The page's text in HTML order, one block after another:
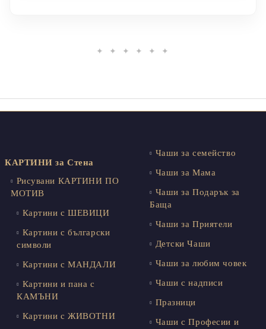
✦ ✦ ✦ ✦ ✦ ✦
КАРТИНИ за Стена
Рисувани КАРТИНИ ПО
МОТИВ
Картини с ШЕВИЦИ
Картини с български
символи
Картини с МАНДАЛИ
Картини и пана с
КАМЪНИ
Картини с ЖИВОТНИ
Чаши за семейство
Чаши за Мама
Чаши за Подарък за
Баща
Чаши за Приятели
Детски Чаши
Чаши за любим човек
Чаши с надписи
Празници
Чаши с Професии и